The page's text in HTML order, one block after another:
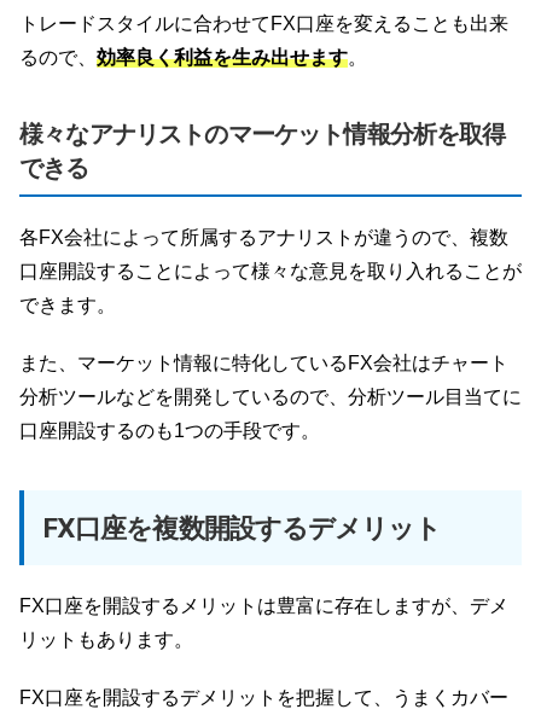
トレードスタイルに合わせてFX口座を変えることも出来
るので、 効率良く利益を生み出せます。
様々なアナリストのマーケット情報分析を取得
できる
各FX会社によって所属するアナリストが違うので、複数
口座開設することによって様々な意見を取り入れることが
できます。
また、マーケット情報に特化しているFX会社はチャート
分析ツールなどを開発しているので、分析ツール目当てに
口座開設するのも1つの手段です。
FX口座を複数開設するデメリット
FX口座を開設するメリットは豊富に存在しますが、デメ
リットもあります。
FX口座を開設するデメリットを把握して、うまくカバー